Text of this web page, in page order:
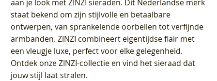
aan je look met ZINZI sieraden. Dit Nederlandse merk
staat bekend om zijn stijlvolle en betaalbare
ontwerpen, van sprankelende oorbellen tot verfijnde
armbanden. ZINZI combineert eigentijdse flair met
een vleugje luxe, perfect voor elke gelegenheid.
Ontdek onze ZINZI-collectie en vind het sieraad dat
jouw stijl laat stralen.